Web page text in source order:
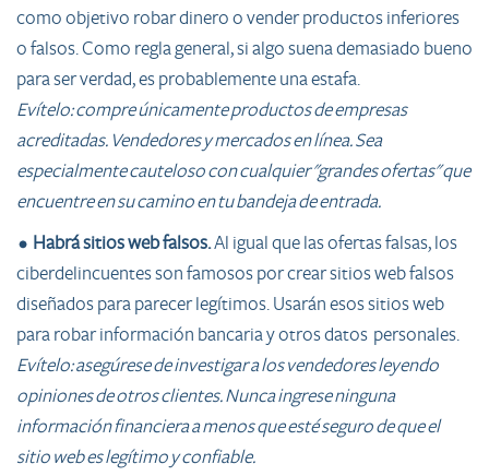
como objetivo robar dinero o vender productos inferiores
o falsos. Como regla general, si algo suena demasiado bueno
para ser verdad, es probablemente una estafa.
Evítelo: compre únicamente productos de empresas
acreditadas. Vendedores y mercados en línea. Sea
especialmente cauteloso con cualquier "grandes ofertas" que
encuentre en su camino en tu bandeja de entrada.
• Habrá sitios web falsos.Al igual que las ofertas falsas, los
ciberdelincuentes son famosos por crear sitios web falsos
diseñados para parecer legítimos. Usarán esos sitios web
para robar información bancaria y otros datos personales.
Evítelo: asegúrese de investigar a los vendedores leyendo
opiniones de otros clientes. Nunca ingrese ninguna
información financiera a menos que esté seguro de que el
sitio web es legítimo y confiable.